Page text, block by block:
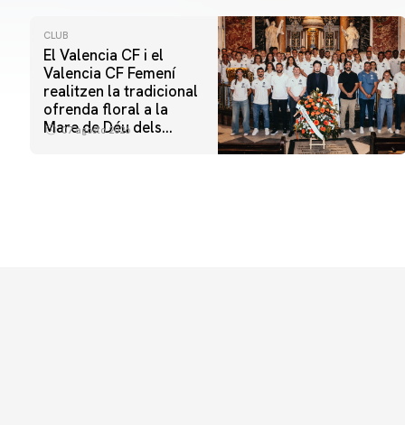
CLUB
El Valencia CF i el
Valencia CF Femení
realitzen la tradicional
ofrenda floral a la
Mare de Déu dels
07 agosto 2026